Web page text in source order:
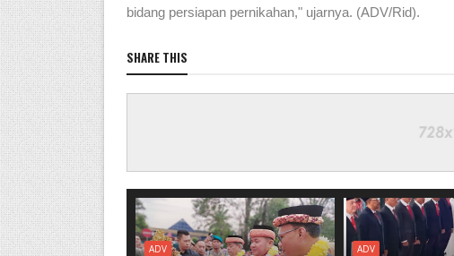
bidang persiapan pernikahan," ujarnya. (ADV/Rid).
SHARE THIS
ADV ADV